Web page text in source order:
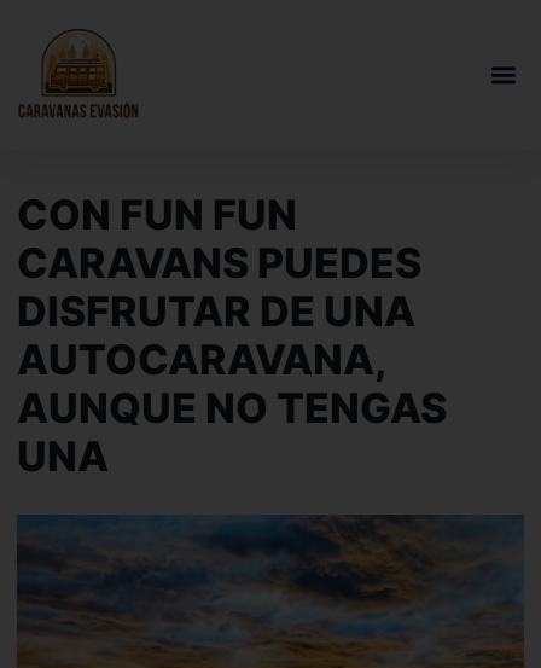
CON FUN FUN
CARAVANS PUEDES
DISFRUTAR DE UNA
AUTOCARAVANA,
AUNQUE NO TENGAS
UNA